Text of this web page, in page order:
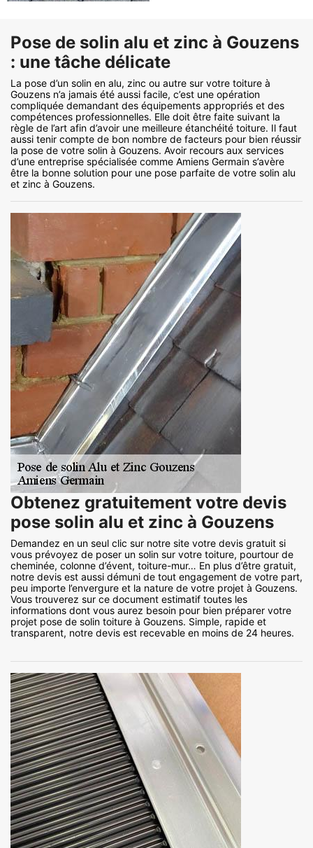
Pose de solin alu et zinc à Gouzens
: une tâche délicate
La pose d’un solin en alu, zinc ou autre sur votre toiture à
Gouzens n’a jamais été aussi facile, c’est une opération
compliquée demandant des équipements appropriés et des
compétences professionnelles. Elle doit être faite suivant la
règle de l’art afin d’avoir une meilleure étanchéité toiture. Il faut
aussi tenir compte de bon nombre de facteurs pour bien réussir
la pose de votre solin à Gouzens. Avoir recours aux services
d’une entreprise spécialisée comme Amiens Germain s’avère
être la bonne solution pour une pose parfaite de votre solin alu
et zinc à Gouzens.
Obtenez gratuitement votre devis
pose solin alu et zinc à Gouzens
Demandez en un seul clic sur notre site votre devis gratuit si
vous prévoyez de poser un solin sur votre toiture, pourtour de
cheminée, colonne d’évent, toiture-mur… En plus d’être gratuit,
notre devis est aussi démuni de tout engagement de votre part,
peu importe l’envergure et la nature de votre projet à Gouzens.
Vous trouverez sur ce document estimatif toutes les
informations dont vous aurez besoin pour bien préparer votre
projet pose de solin toiture à Gouzens. Simple, rapide et
transparent, notre devis est recevable en moins de 24 heures.